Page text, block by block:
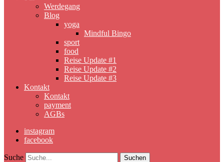
Werdegang
Blog
yoga
Mindful Bingo
sport
food
Reise Update #1
Reise Update #2
Reise Update #3
Kontakt
Kontakt
payment
AGBs
instagram
facebook
Suche